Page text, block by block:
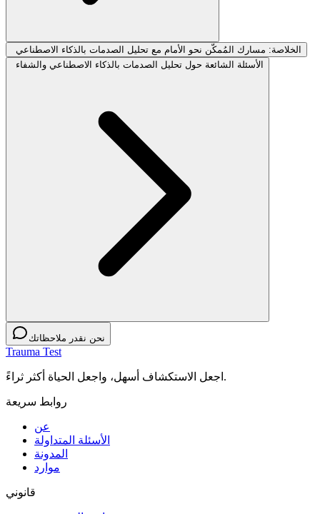
الخلاصة: مسارك المُمكّن نحو الأمام مع تحليل الصدمات بالذكاء الاصطناعي
الأسئلة الشائعة حول تحليل الصدمات بالذكاء الاصطناعي والشفاء
نحن نقدر ملاحظاتك
Trauma Test
اجعل الاستكشاف أسهل، واجعل الحياة أكثر ثراءً.
روابط سريعة
عن
الأسئلة المتداولة
المدونة
موارد
قانوني